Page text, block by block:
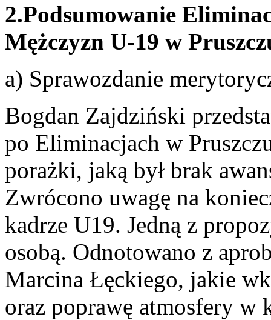
2.Podsumowanie
Mężczyzn U-19 w
a) Sprawozdanie
Bogdan Zajdziński
po Eliminacjach w
porażki, jaką był brak
Zwrócono uwagę na
kadrze U19. Jedną z
osobą. Odnotowano z
Marcina Łęckiego, jakie
oraz poprawę atmosfery w